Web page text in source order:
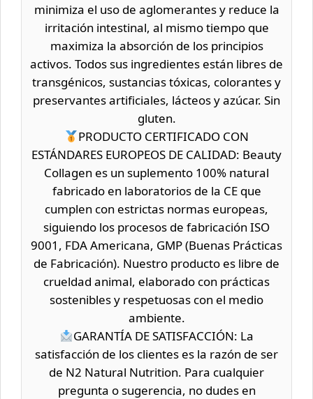
minimiza el uso de aglomerantes y reduce la
irritación intestinal, al mismo tiempo que
maximiza la absorción de los principios
activos. Todos sus ingredientes están libres de
transgénicos, sustancias tóxicas, colorantes y
preservantes artificiales, lácteos y azúcar. Sin
gluten.
PRODUCTO CERTIFICADO CON
ESTÁNDARES EUROPEOS DE CALIDAD: Beauty
Collagen es un suplemento 100% natural
fabricado en laboratorios de la CE que
cumplen con estrictas normas europeas,
siguiendo los procesos de fabricación ISO
9001, FDA Americana, GMP (Buenas Prácticas
de Fabricación). Nuestro producto es libre de
crueldad animal, elaborado con prácticas
sostenibles y respetuosas con el medio
ambiente.
GARANTÍA DE SATISFACCIÓN: La
satisfacción de los clientes es la razón de ser
de N2 Natural Nutrition. Para cualquier
pregunta o sugerencia, no dudes en